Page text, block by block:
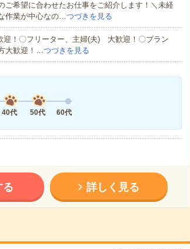
希望に合わせたお仕事をご紹介します！＼未経
作業が中心なの…つづきを見る
迎！〇フリーター、主婦(夫) 大歓迎！〇ブラン
大歓迎！…つづきを見る
40代 50代 60代
る 詳しく見る